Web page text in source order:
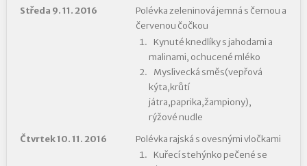
Středa 9. 11. 2016
Polévka zeleninová jemná s černou a
červenou čočkou
Kynuté knedlíky s jahodami a
malinami, ochucené mléko
Myslivecká směs(vepřová
kýta,krůtí
játra,paprika,žampiony),
rýžové nudle
Čtvrtek 10. 11. 2016
Polévka rajská s ovesnými vločkami
Kuřecí stehýnko pečené se